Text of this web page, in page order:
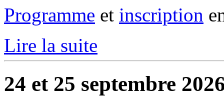
Programme et inscription
Lire la suite
24 et 25 septembre